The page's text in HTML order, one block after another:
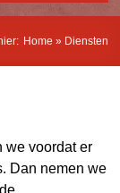
Home » Diensten
we voordat er
Dan nemen we